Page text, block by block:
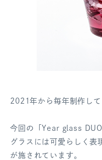
2021年から毎年制作し
今回の「Year glass
グラスには可愛らしく表
が施されています。